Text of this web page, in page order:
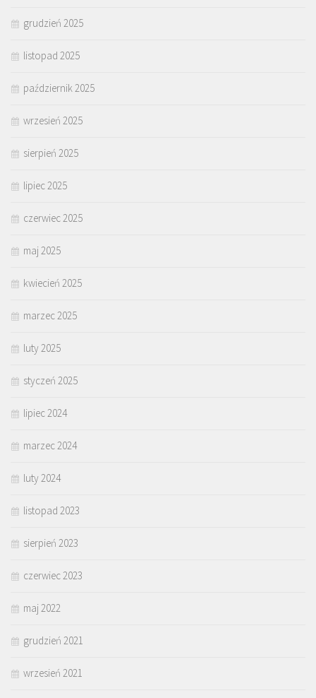
grudzień 2025
listopad 2025
październik 2025
wrzesień 2025
sierpień 2025
lipiec 2025
czerwiec 2025
maj 2025
kwiecień 2025
marzec 2025
luty 2025
styczeń 2025
lipiec 2024
marzec 2024
luty 2024
listopad 2023
sierpień 2023
czerwiec 2023
maj 2022
grudzień 2021
wrzesień 2021